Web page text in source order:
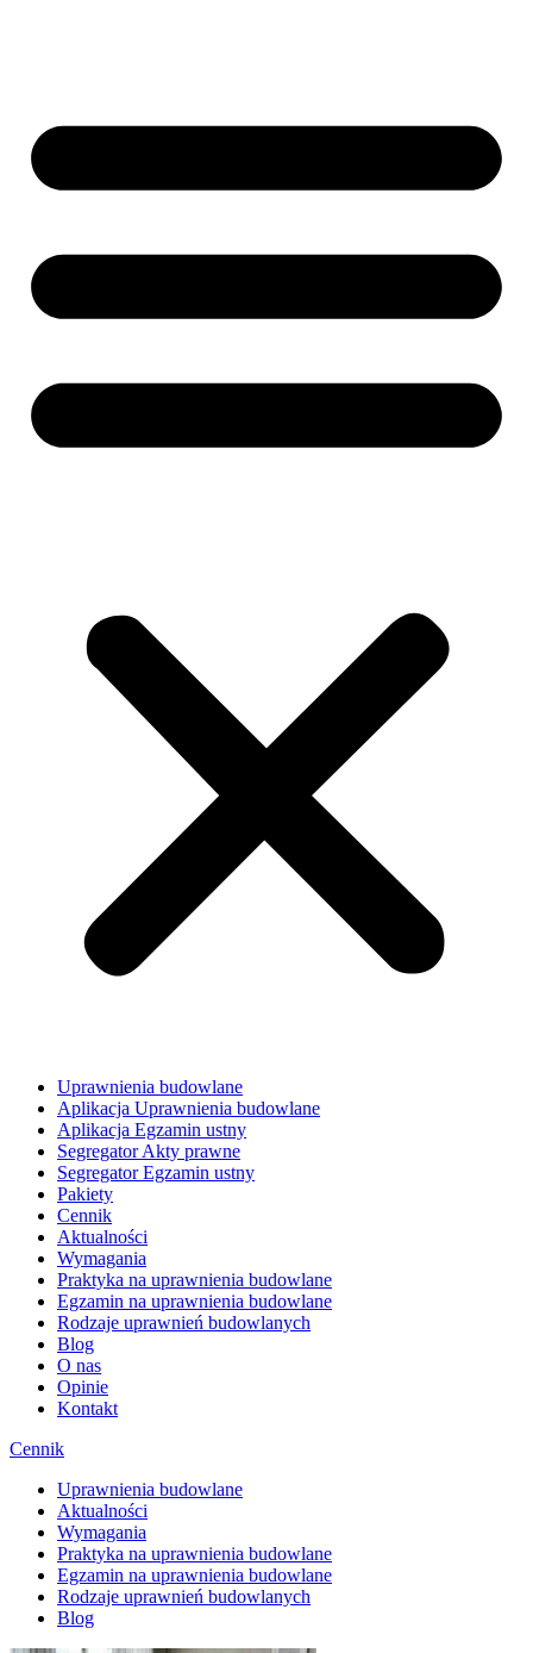
Uprawnienia budowlane
Aplikacja Uprawnienia budowlane
Aplikacja Egzamin ustny
Segregator Akty prawne
Segregator Egzamin ustny
Pakiety
Cennik
Aktualności
Wymagania
Praktyka na uprawnienia budowlane
Egzamin na uprawnienia budowlane
Rodzaje uprawnień budowlanych
Blog
O nas
Opinie
Kontakt
Cennik
Uprawnienia budowlane
Aktualności
Wymagania
Praktyka na uprawnienia budowlane
Egzamin na uprawnienia budowlane
Rodzaje uprawnień budowlanych
Blog